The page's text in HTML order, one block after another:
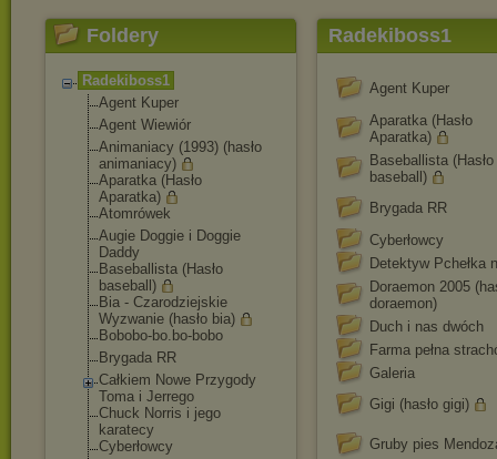
Foldery
Radekiboss1
Agent Kuper
Agent Wiewiór
Animaniacy (1993) (hasło
animaniacy)
Aparatka (Hasło
Aparatka)
Atomrówek
Augie Doggie i Doggie
Daddy
Baseballista (Hasło
baseball)
Bia - Czarodziejskie
Wyzwanie (hasło bia)
Bobobo-bo.bo-bobo
Brygada RR
Całkiem Nowe Przygody
Toma i Jerrego
Chuck Norris i jego
karatecy
Cyberłowcy
Radekiboss1
Agent Kuper
Aparatka (Hasło
Aparatka)
Baseballista (Hasło
baseball)
Brygada RR
Cyberłowcy
Detektyw Pchełka
Doraemon 2005
doraemon)
Duch i nas dwóch
Farma pełna
Galeria
Gigi (hasło gigi)
Gruby pies